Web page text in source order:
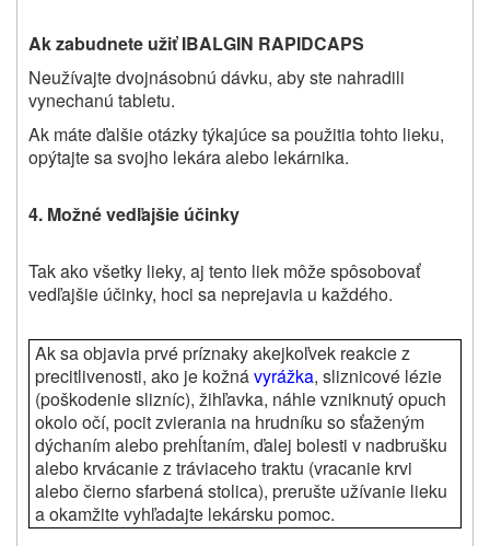
Ak zabudnete užiť IBALGIN RAPIDCAPS
Neužívajte dvojnásobnú dávku, aby ste nahradili
vynechanú tabletu.
Ak máte ďalšie otázky týkajúce sa použitia tohto lieku,
opýtajte sa svojho lekára alebo lekárnika.
4. Možné vedľajšie účinky
Tak ako všetky lieky, aj tento liek môže spôsobovať
vedľajšie účinky, hoci sa neprejavia u každého.
Ak sa objavia prvé príznaky akejkoľvek reakcie z
precitlivenosti, ako je kožnávyrážka, sliznicové lézie
(poškodenie slizníc), žihľavka, náhle vzniknutý opuch
okolo očí, pocit zvierania na hrudníku so sťaženým
dýchaním alebo prehĺtaním, ďalej bolesti v nadbrušku
alebo krvácanie z tráviaceho traktu (vracanie krvi
alebo čierno sfarbená stolica), prerušte užívanie lieku
a okamžite vyhľadajte lekársku pomoc.